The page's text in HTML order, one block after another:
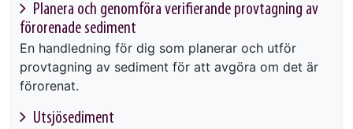
Planera och genomföra verifierande provtagning av
förorenade sediment
En handledning för dig som planerar och utför
provtagning av sediment för att avgöra om det är
förorenat.
Utsjösediment